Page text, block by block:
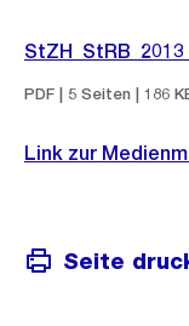
PDF | 5 Seiten | 186
Link zur
Seite